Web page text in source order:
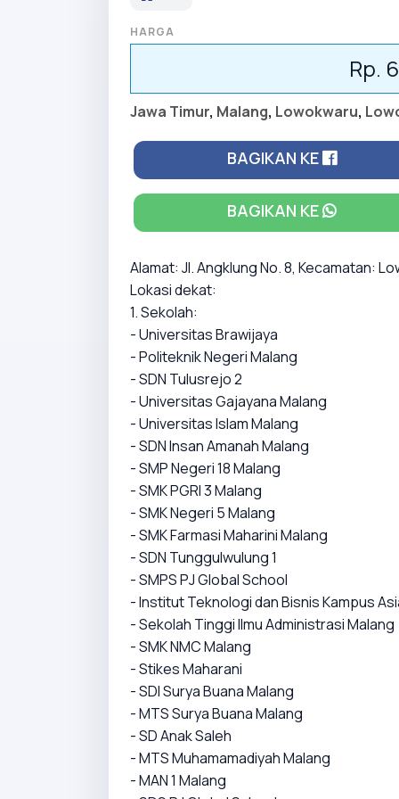
HARGA
Rp.
Jawa Timur, Malang, Lowokwaru,
BAGIKAN KE
BAGIKAN KE
Alamat: Jl. Angklung No. 8, Kecamatan:
Lokasi dekat:
1. Sekolah:
- Universitas Brawijaya
- Politeknik Negeri Malang
- SDN Tulusrejo 2
- Universitas Gajayana Malang
- Universitas Islam Malang
- SDN Insan Amanah Malang
- SMP Negeri 18 Malang
- SMK PGRI 3 Malang
- SMK Negeri 5 Malang
- SMK Farmasi Maharini Malang
- SDN Tunggulwulung 1
- SMPS PJ Global School
- Institut Teknologi dan Bisnis Kampus
- Sekolah Tinggi Ilmu Administrasi Malang
- SMK NMC Malang
- Stikes Maharani
- SDI Surya Buana Malang
- MTS Surya Buana Malang
- SD Anak Saleh
- MTS Muhamamadiyah Malang
- MAN 1 Malang